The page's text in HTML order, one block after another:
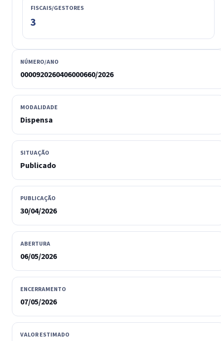
FISCAIS/GESTORES
3
NÚMERO/ANO
0000920260406000660/2026
MODALIDADE
Dispensa
SITUAÇÃO
Publicado
PUBLICAÇÃO
30/04/2026
ABERTURA
06/05/2026
ENCERRAMENTO
07/05/2026
VALOR ESTIMADO